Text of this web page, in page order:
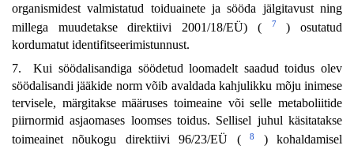
organismidest valmistatud toiduainete ja sööda jälgitavust ning
millega muudetakse direktiivi 2001/18/EÜ) (
7
) osutatud
kordumatut identifitseerimistunnust.
7. Kui söödalisandiga söödetud loomadelt saadud toidus olev
söödalisandi jääkide norm võib avaldada kahjulikku mõju inimese
tervisele, märgitakse määruses toimeaine või selle metaboliitide
piirnormid asjaomases loomses toidus. Sellisel juhul käsitatakse
toimeainet nõukogu direktiivi 96/23/EÜ (
8
) kohaldamisel